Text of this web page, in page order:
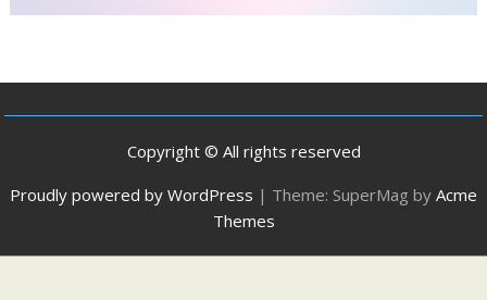
Copyright © All rights reserved
Proudly powered by WordPress | Theme: SuperMag by Acme
Themes